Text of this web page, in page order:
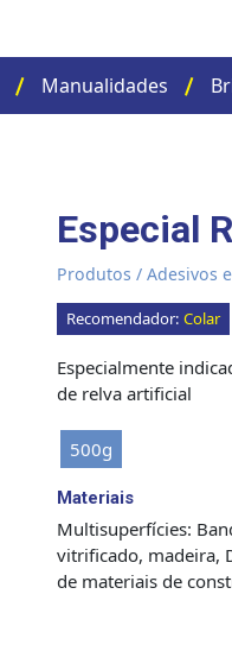
Manualidades
Especial
Produtos / Adesivos
Recomendador: Colar
Especialmente
de relva artificial
500g
Materiais
Multisuperfícies:
vitrificado, madeira,
de materiais de